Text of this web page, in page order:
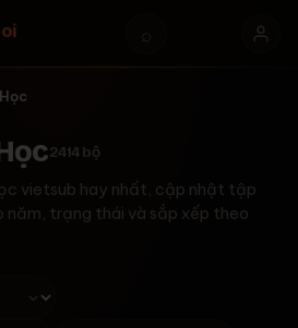
⌕
2414bộ
vietsub hay nhất, cập nhật tập
năm, trạng thái và sắp xếp theo